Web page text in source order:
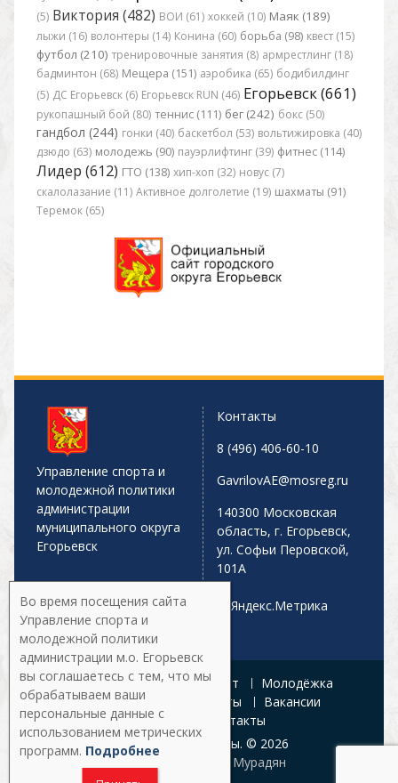
(5) Виктория (482) ВОИ (61) хоккей (10) Маяк (189)
лыжи (16) волонтеры (14) Конина (60) борьба (98) квест (15)
футбол (210) тренировочные занятия (8) армрестлинг (18)
бадминтон (68) Мещера (151) аэробика (65) бодибилдинг
(5) ДС Егорьевск (6) Егорьевск RUN (46) Егорьевск (661)
рукопашный бой (80) теннис (111) бег (242) бокс (50)
гандбол (244) гонки (40) баскетбол (53) вольтижировка (40)
дзюдо (63) молодежь (90) пауэрлифтинг (39) фитнес (114)
Лидер (612) ГТО (138) хип-хоп (32) новус (7)
скалолазание (11) Активное долголетие (19) шахматы (91)
Теремок (65)
Управление спорта и
молодежной политики
администрации
муниципального округа
Егорьевск
Контакты
8 (496) 406-60-10
GavrilovAE@mosreg.ru
140300 Московская
область, г. Егорьевск,
ул. Софьи Перовской,
101А
Главная Афиша Спорт
Молодёжка
Управление
Документы
Вакансии
Галерея
Контакты
Все права защищены. © 2026
Разработка:
Армен Мурадян
Во время посещения сайта
Управление спорта и
молодежной политики
администрации м.о. Егорьевск
вы соглашаетесь с тем, что мы
обрабатываем ваши
персональные данные с
использованием метрических
программ. Подробнее